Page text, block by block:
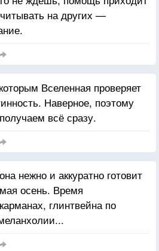
на других —
Вселенная проверяет
Наверное, поэтому
всё сразу.
нежно и аккуратно готовит
осень. Время
глинтвейна по